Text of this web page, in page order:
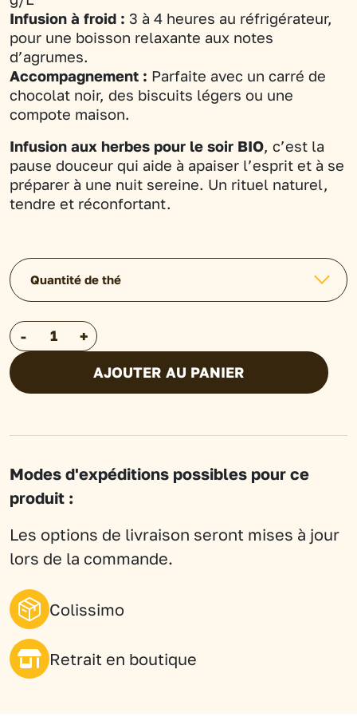
Infusion à froid : 3 à 4 heures au réfrigérateur,
pour une boisson relaxante aux notes
d’agrumes.
Accompagnement : Parfaite avec un carré de
chocolat noir, des biscuits légers ou une
compote maison.
Infusion aux herbes pour le soir BIO, c’est la
pause douceur qui aide à apaiser l’esprit et à se
préparer à une nuit sereine. Un rituel naturel,
tendre et réconfortant.
Quantité de thé
quantité
de
Infusion
le
soir
Saveur
Orange
-
Mandarine
- +
AJOUTER AU PANIER
Modes d'expéditions possibles pour ce
produit :
Les options de livraison seront mises à jour
lors de la commande.
Colissimo
Retrait en boutique